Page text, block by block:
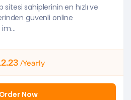
sitesi sahiplerinin en hızlı ve
güvenli online
/Yearly
Order Now